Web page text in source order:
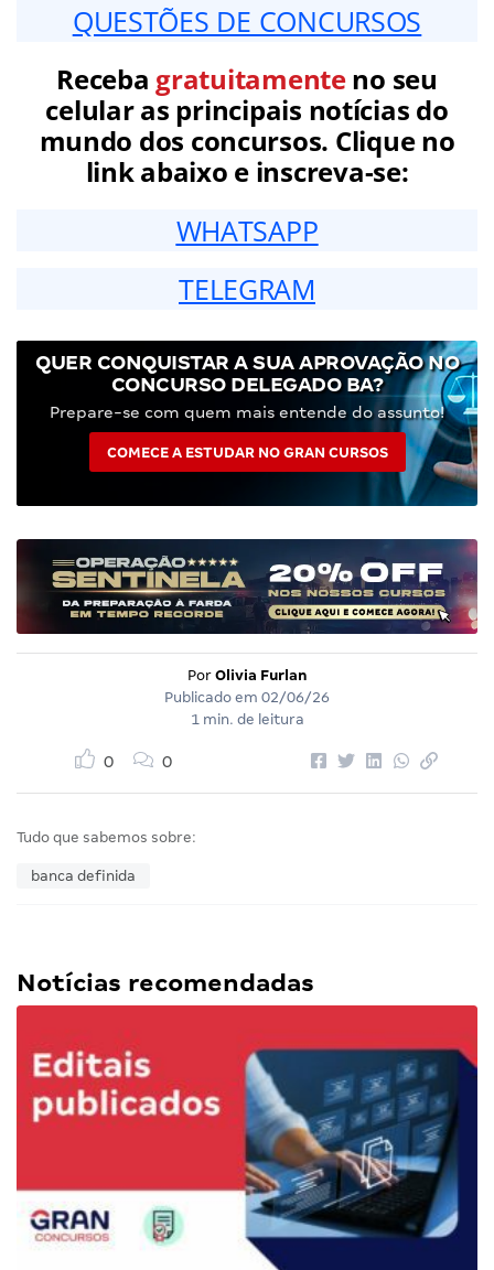
QUESTÕES DE CONCURSOS
Receba gratuitamenteno seu
celular as principais notícias do
mundo dos concursos. Clique no
link abaixo e inscreva-se:
WHATSAPP
TELEGRAM
QUER CONQUISTAR A SUA APROVAÇÃO NO
CONCURSO DELEGADO BA?
Prepare-se com quem mais entende do assunto!
COMECE A ESTUDAR NO GRAN CURSOS
Por Olivia Furlan
Publicado em 02/06/26
1 min. de leitura
0 0
Tudo que sabemos sobre:
banca definida
Notícias recomendadas